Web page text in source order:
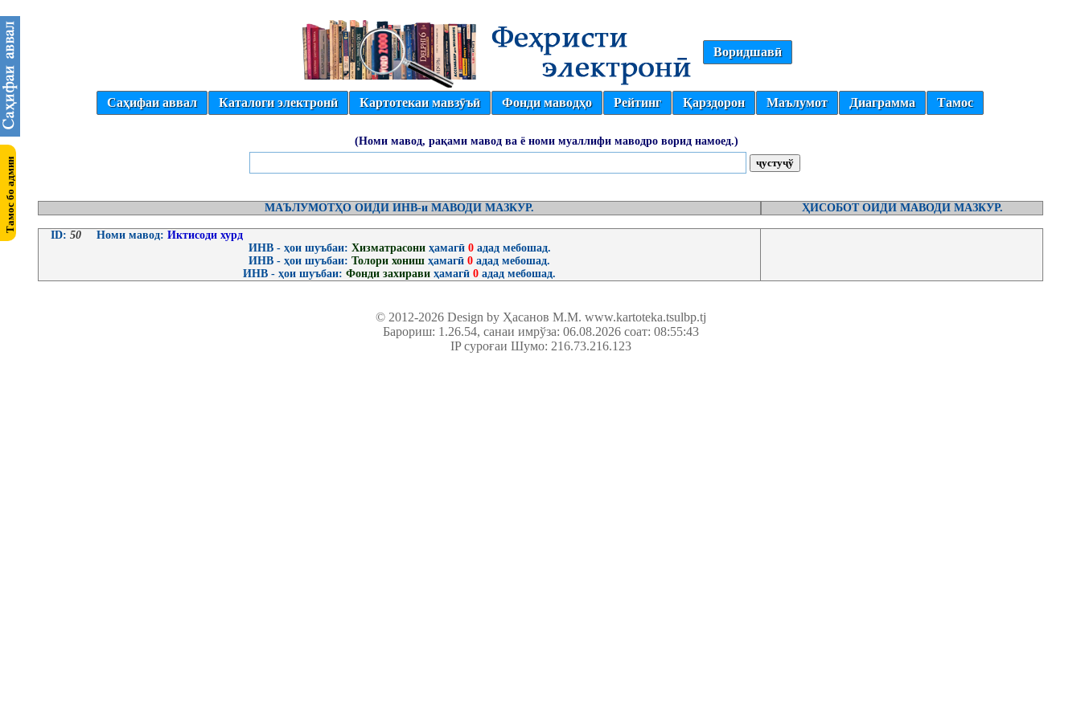
Воридшавӣ
Саҳифаи аввал Каталоги электронӣ Картотекаи мавзӯъӣ Фонди маводҳо Рейтинг Қарздорон Маълумот Диаграмма Тамос
(Номи мавод, рақами мавод ва ё номи муаллифи маводро ворид намоед.)
МАЪЛУМОТҲО ОИДИ ИНВ-и МАВОДИ МАЗКУР. ҲИСОБОТ ОИДИ МАВОДИ МАЗКУР.
ID: 50 Номи мавод: Иктисоди хурд
ИНВ - ҳои шуъбаи: Хизматрасониҳамагӣ 0адад мебошад.
ИНВ - ҳои шуъбаи: Толори хониш ҳамагӣ 0 адад мебошад.
ИНВ - ҳои шуъбаи: Фонди захирави ҳамагӣ 0 адад мебошад.
© 2012-2026 Design by Ҳасанов М.М. www.kartoteka.tsulbp.tj
Барориш: 1.26.54, санаи имрўза: 06.08.2026 соат: 08:55:43
IP суроғаи Шумо: 216.73.216.123